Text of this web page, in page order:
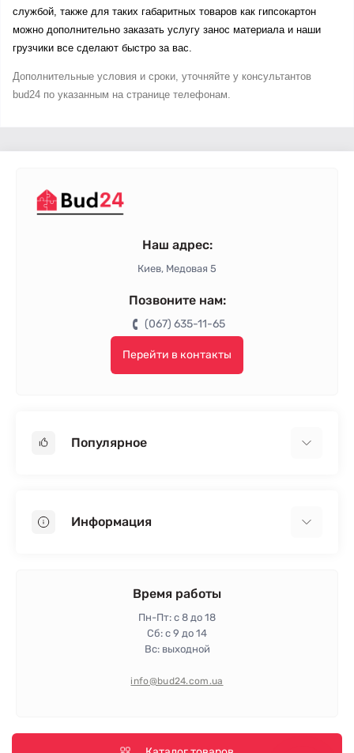
службой, также для таких габаритных товаров как гипсокартон
можно дополнительно заказать услугу занос материала и наши
грузчики все сделают быстро за вас.
Дополнительные условия и сроки, уточняйте у консультантов
bud24 по указанным на странице телефонам.
Наш адрес:
Киев, Медовая 5
Позвоните нам:
(067) 635-11-65
Перейти в контакты
Популярное
Пенопласт
Информация
Политика конфиденциальности
Время работы
Пн-Пт: с 8 до 18
Сб: с 9 до 14
Вс: выходной
info@bud24.com.ua